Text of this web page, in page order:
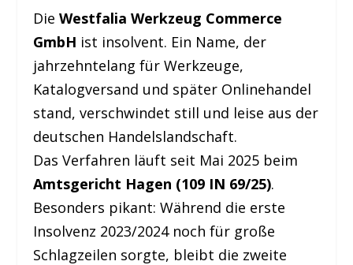
DieWestfalia Werkzeug Commerce
GmbH ist insolvent. Ein Name, der
jahrzehntelang für Werkzeuge,
Katalogversand und später Onlinehandel
stand, verschwindet still und leise aus der
deutschen Handelslandschaft.
Das Verfahren läuft seit Mai 2025 beim
Amtsgericht Hagen (109 IN 69/25).
Besonders pikant: Während die erste
Insolvenz 2023/2024 noch für große
Schlagzeilen sorgte, bleibt die zweite